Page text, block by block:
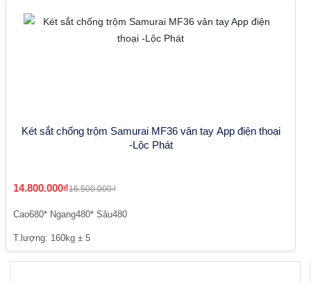
Két sắt chống trộm Samurai MF36 vân tay App điện thoại
-Lộc Phát
14.800.000₫16.500.000₫
Cao680* Ngang480* Sâu480
T.lượng: 160kg ± 5